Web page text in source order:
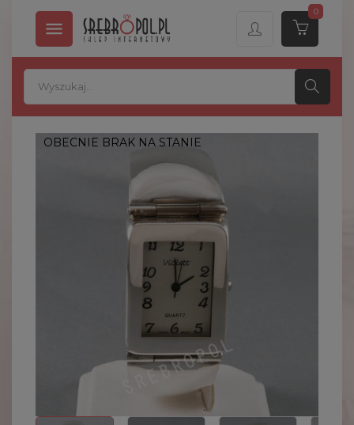

0
OBECNIE BRAK NA STANIE